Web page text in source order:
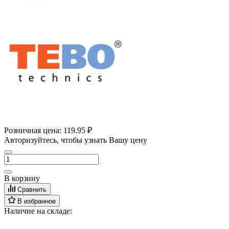
Розничная цена: 119.95 ₽
Авторизуйтесь, чтобы узнать Вашу цену
В корзину
Сравнить
В избранное
Наличие на складе: